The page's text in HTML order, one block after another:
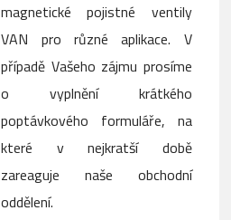
magnetické pojistné ventily
VAN pro různé aplikace. V
případě Vašeho zájmu prosíme
o vyplnění krátkého
poptávkového formuláře, na
které v nejkratší době
zareaguje naše obchodní
oddělení.